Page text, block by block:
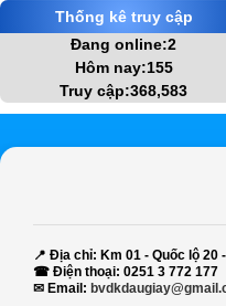
Thống kê truy cập
Đang online:2
Hôm nay:155
Truy cập:368,583
📍 Địa chỉ: Km 01 - Quốc lộ 20
☎ Điện thoại: 0251 3 772 177
✉ Email: